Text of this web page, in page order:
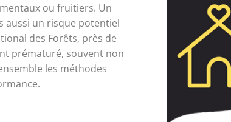
ou fruitiers. Un
aussi un risque potentiel
des Forêts, près de
prématuré, souvent non
les méthodes